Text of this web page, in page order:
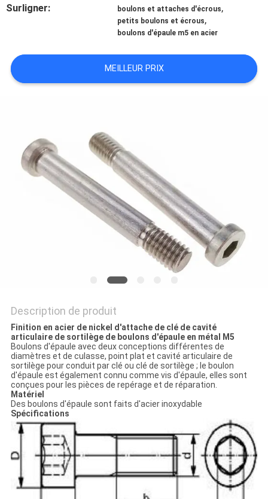
Surligner: boulons et attaches d'écrous,
petits boulons et écrous,
boulons d'épaule m5 en acier
MEILLEUR PRIX
Description de produit
Finition en acier de nickel d'attache de clé de cavité
articulaire de sortilège de boulons d'épaule en métal M5
Boulons d'épaule avec deux conceptions différentes de
diamètres et de culasse, point plat et cavité articulaire de
sortilège pour conduit par clé ou clé de sortilège ; le boulon
d'épaule est également connu comme vis d'épaule, elles sont
conçues pour les pièces de repérage et de réparation.
Matériel
Des boulons d'épaule sont faits d'acier inoxydable
Spécifications